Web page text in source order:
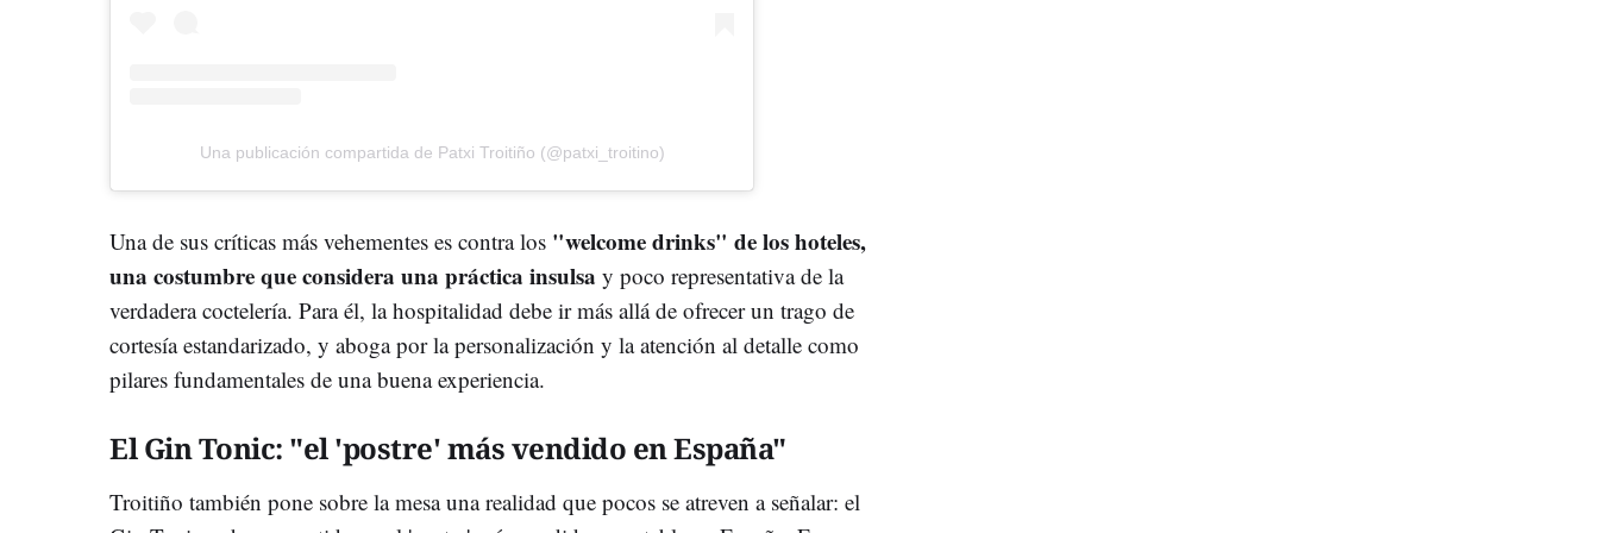
Una publicación compartida de Patxi Troitiño (@patxi_troitino)
Una de sus críticas más vehementes es contra los "welcome drinks" de los hoteles,
una costumbre que considera una práctica insulsa y poco representativa de la
verdadera coctelería. Para él, la hospitalidad debe ir más allá de ofrecer un trago de
cortesía estandarizado, y aboga por la personalización y la atención al detalle como
pilares fundamentales de una buena experiencia.
El Gin Tonic: "el 'postre' más vendido en España"
Troitiño también pone sobre la mesa una realidad que pocos se atreven a señalar: el